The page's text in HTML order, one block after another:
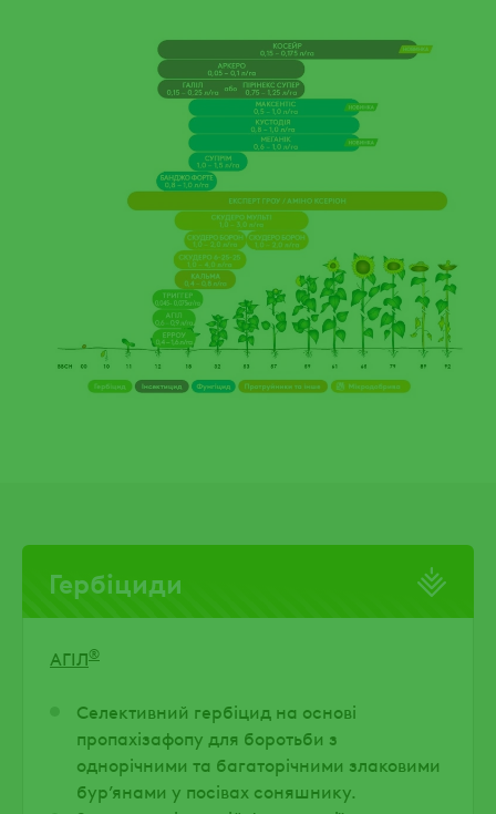
Гербіциди
АГІЛ®
Селективний гербіцид на основі
пропахізафопу для боротьби з
однорічними та багаторічними злаковими
бур’янами у посівах соняшнику.